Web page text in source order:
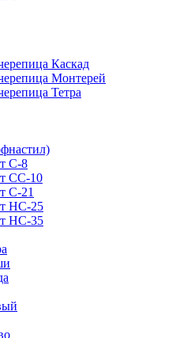
Каскад
Монтерей
Тетра
С-8
СС-10
C-21
НС-25
НС-35